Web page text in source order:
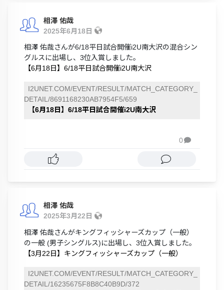
相澤 佑哉
2025年6月18日
相澤 佑哉さんが6/18平日試合開催i2U南大沢の混合シン
グルスに出場し、3位入賞しました。
【6月18日】6/18平日試合開催i2U南大沢
I2UNET.COM/EVENT/RESULT/MATCH_CATEGORY_
DETAIL/8691168230AB7954F5/659
【6月18日】6/18平日試合開催i2U南大沢
0
相澤 佑哉
2025年3月22日
相澤 佑哉さんがキングフィッシャーズカップ（一般）
の一般 (男子シングルス)に出場し、3位入賞しました。
【3月22日】キングフィッシャーズカップ（一般）
I2UNET.COM/EVENT/RESULT/MATCH_CATEGORY_
DETAIL/16235675F8B8C40B9D/372